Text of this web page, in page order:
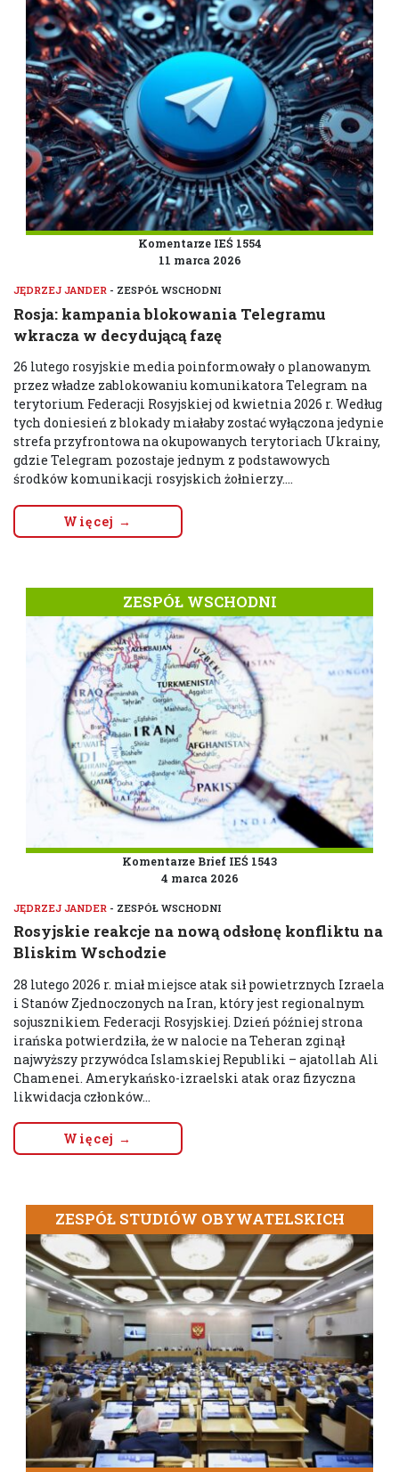
Komentarze IEŚ 1554
11 marca 2026
JĘDRZEJ JANDER - ZESPÓŁ WSCHODNI
Rosja: kampania blokowania Telegramu
wkracza w decydującą fazę
26 lutego rosyjskie media poinformowały o planowanym
przez władze zablokowaniu komunikatora Telegram na
terytorium Federacji Rosyjskiej od kwietnia 2026 r. Według
tych doniesień z blokady miałaby zostać wyłączona jedynie
strefa przyfrontowa na okupowanych terytoriach Ukrainy,
gdzie Telegram pozostaje jednym z podstawowych
środków komunikacji rosyjskich żołnierzy....
Więcej →
ZESPÓŁ WSCHODNI
Komentarze Brief IEŚ 1543
4 marca 2026
JĘDRZEJ JANDER - ZESPÓŁ WSCHODNI
Rosyjskie reakcje na nową odsłonę konfliktu na
Bliskim Wschodzie
28 lutego 2026 r. miał miejsce atak sił powietrznych Izraela
i Stanów Zjednoczonych na Iran, który jest regionalnym
sojusznikiem Federacji Rosyjskiej. Dzień później strona
irańska potwierdziła, że w nalocie na Teheran zginął
najwyższy przywódca Islamskiej Republiki – ajatollah Ali
Chamenei. Amerykańsko-izraelski atak oraz fizyczna
likwidacja członków...
Więcej →
ZESPÓŁ STUDIÓW OBYWATELSKICH